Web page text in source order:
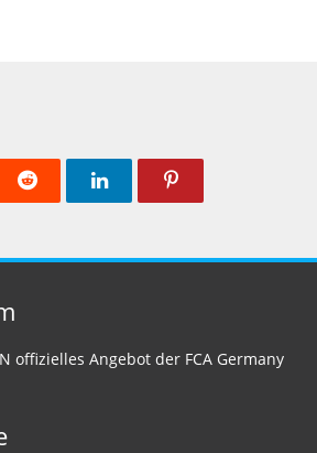
offizielles Angebot der FCA Germany